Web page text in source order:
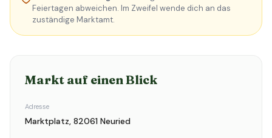
Feiertagen abweichen. Im Zweifel wende dich an das
zuständige Marktamt.
Markt auf einen Blick
Adresse
Marktplatz, 82061 Neuried